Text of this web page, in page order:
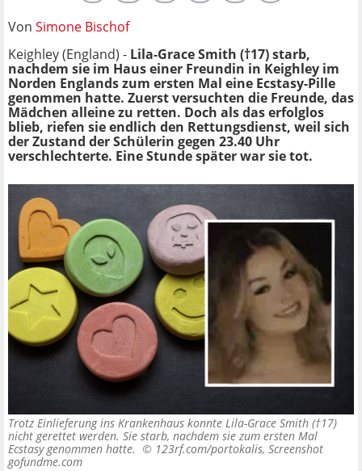
Von Simone Bischof
Keighley (England) - Lila-Grace Smith (†17) starb,
nachdem sie im Haus einer Freundin in Keighley im
Norden Englands zum ersten Mal eine Ecstasy-Pille
genommen hatte. Zuerst versuchten die Freunde, das
Mädchen alleine zu retten. Doch als das erfolglos
blieb, riefen sie endlich den Rettungsdienst, weil sich
der Zustand der Schülerin gegen 23.40 Uhr
verschlechterte. Eine Stunde später war sie tot.
Trotz Einlieferung ins Krankenhaus konnte Lila-Grace Smith (†17)
nicht gerettet werden. Sie starb, nachdem sie zum ersten Mal
Ecstasy genommen hatte. © 123rf.com/portokalis, Screenshot
gofundme.com